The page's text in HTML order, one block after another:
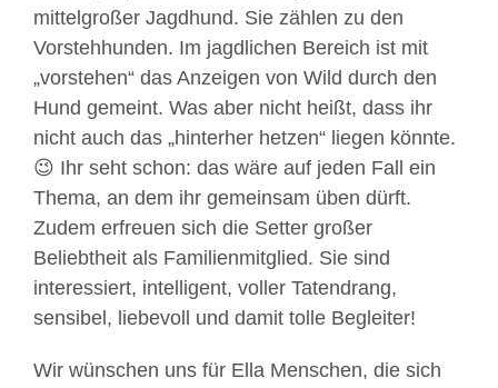
mittelgroßer Jagdhund. Sie zählen zu den
Vorstehhunden. Im jagdlichen Bereich ist mit
„vorstehen“ das Anzeigen von Wild durch den
Hund gemeint. Was aber nicht heißt, dass ihr
nicht auch das „hinterher hetzen“ liegen könnte.
😉 Ihr seht schon: das wäre auf jeden Fall ein
Thema, an dem ihr gemeinsam üben dürft.
Zudem erfreuen sich die Setter großer
Beliebtheit als Familienmitglied. Sie sind
interessiert, intelligent, voller Tatendrang,
sensibel, liebevoll und damit tolle Begleiter!
Wir wünschen uns für Ella Menschen, die sich